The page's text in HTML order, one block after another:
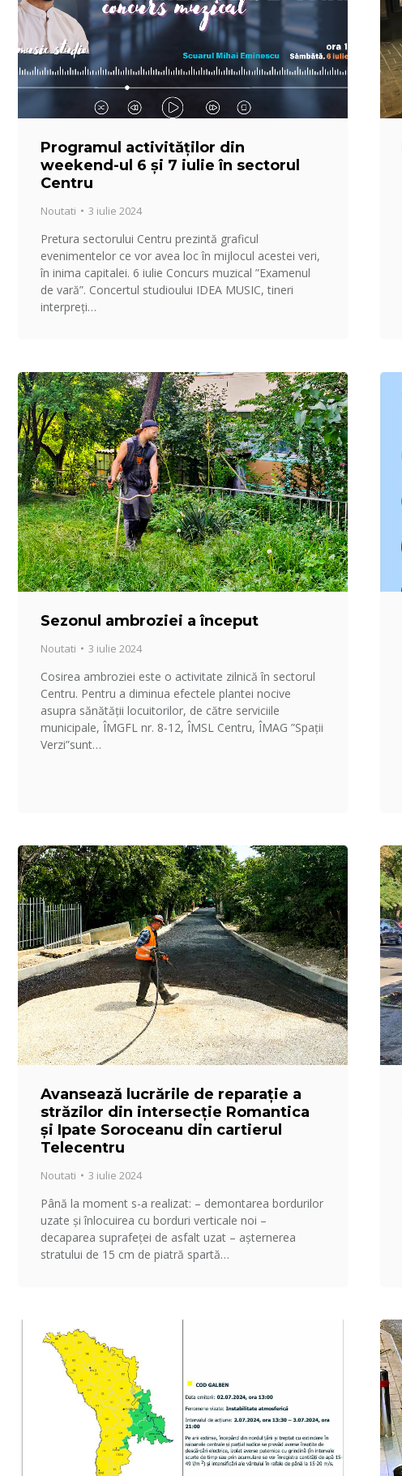
Programul activităților din
weekend-ul 6 și 7 iulie în sectorul
Centru
Noutati 3 iulie 2024
Pretura sectorului Centru prezintă graficul
evenimentelor ce vor avea loc în mijlocul acestei veri,
în inima capitalei. 6 iulie Concurs muzical ”Examenul
de vară”. Concertul studioului IDEA MUSIC, tineri
interpreți…
Sezonul ambroziei a început
Noutati 3 iulie 2024
Cosirea ambroziei este o activitate zilnică în sectorul
Centru. Pentru a diminua efectele plantei nocive
asupra sănătății locuitorilor, de către serviciile
municipale, ÎMGFL nr. 8-12, ÎMSL Centru, ÎMAG ”Spații
Verzi”sunt…
Avansează lucrările de reparație a
străzilor din intersecție Romantica
și Ipate Soroceanu din cartierul
Telecentru
Noutati 3 iulie 2024
Până la moment s-a realizat: – demontarea bordurilor
uzate și înlocuirea cu borduri verticale noi –
decaparea suprafeței de asfalt uzat – așternerea
stratului de 15 cm de piatră spartă…